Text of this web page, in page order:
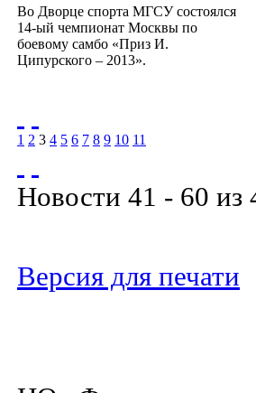
Во Дворце спорта МГСУ состоялся
14-ый чемпионат Москвы по
боевому самбо «Приз И.
Ципурского – 2013».
1 2 3 4 5 6 7 8 9 10 11
Новости 41 - 60 из
Версия для печати